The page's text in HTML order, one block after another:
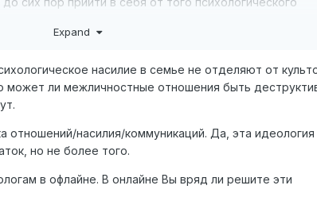
хочется уже перестать это все держать в
Expand
насилие в семье не отделяют от
может ли межличностные отношения быть
отношений/насилия/коммуникаций. Да, эта идеология
но не более того.
в офлайне. В онлайне Вы вряд ли решите эти